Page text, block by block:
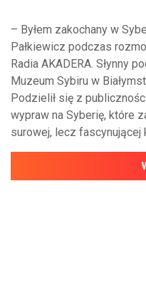
– Byłem zakochany w
Pałkiewicz podczas
Radia AKADERA. Słynny
Muzeum Sybiru w
Podzielił się z
wypraw na Syberię, które
surowej, lecz